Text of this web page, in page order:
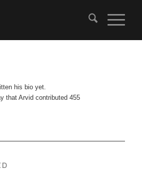
his bio yet.
that Arvid contributed 455